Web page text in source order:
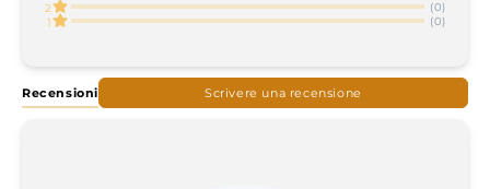
2
(0)
1
(0)
Recensioni Scrivere una recensione